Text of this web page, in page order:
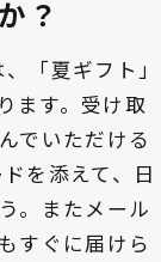
？
「夏ギフト」
ます。受け取
でいただける
を添えて、日
。またメール
すぐに届けら